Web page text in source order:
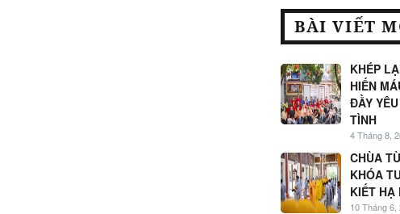
BÀI VIẾT
KHÉP
HIẾN
ĐẦY
TÌNH
4 Tháng 8,
CHÙA
KHÓA
KIẾT HẠ
10 Tháng 6,